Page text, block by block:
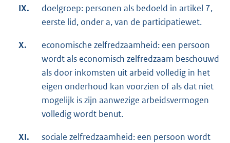
IX.
doelgroep: personen als bedoeld in artikel 7,
eerste lid, onder a, van de participatiewet.
X.
economische zelfredzaamheid: een persoon
wordt als economisch zelfredzaam beschouwd
als door inkomsten uit arbeid volledig in het
eigen onderhoud kan voorzien of als dat niet
mogelijk is zijn aanwezige arbeidsvermogen
volledig wordt benut.
XI.
sociale zelfredzaamheid: een persoon wordt